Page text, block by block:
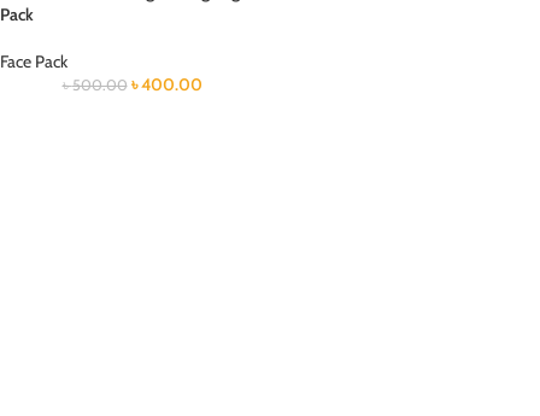
Pack
Face Pack
৳500.00 ৳400.00